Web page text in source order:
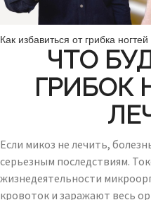
Как избавиться от грибка
ЧТО
ГРИБОК
Если микоз не лечить,
серьезным последствиям.
жизнедеятельности
кровоток и заражают весь